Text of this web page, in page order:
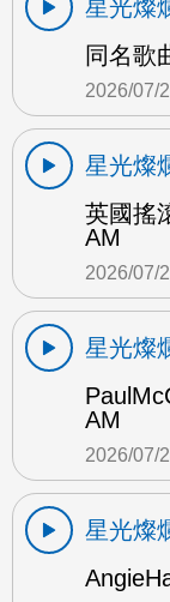
星光燦
同名歌
2026/07/
星光燦
英國搖
AM
2026/07/
星光燦
AM
2026/07/
星光燦